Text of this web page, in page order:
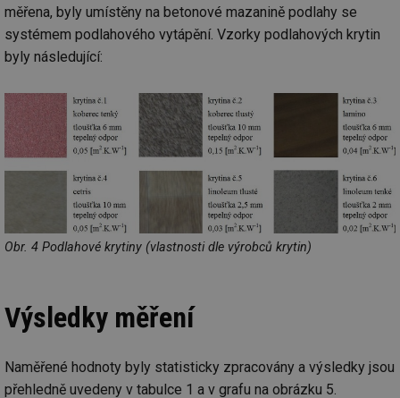
měřena, byly umístěny na betonové mazanině podlahy se
systémem podlahového vytápění. Vzorky podlahových krytin
byly následující:
Obr. 4 Podlahové krytiny (vlastnosti dle výrobců krytin)
Výsledky měření
Naměřené hodnoty byly statisticky zpracovány a výsledky jsou
přehledně uvedeny v tabulce 1 a v grafu na obrázku 5.